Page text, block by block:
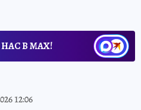
В МАХ!
12:06